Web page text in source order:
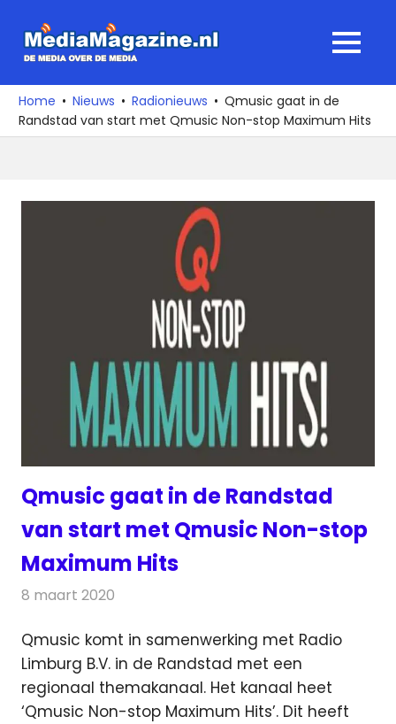
naar
media
over
de
MENU
Home Nieuws Radionieuws
Qmusic gaat in de
Randstad van start met Qmusic Non-stop Maximum Hits
Qmusic gaat in de Randstad
van start met Qmusic Non-stop
Maximum Hits
8 maart 2020
Qmusic komt in samenwerking met Radio
Limburg B.V. in de Randstad met een
regionaal themakanaal. Het kanaal heet
‘Qmusic Non-stop Maximum Hits’. Dit heeft